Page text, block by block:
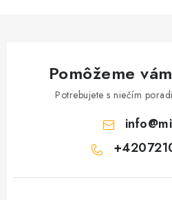
Pomôžeme
Potrebujete s niečím
info@